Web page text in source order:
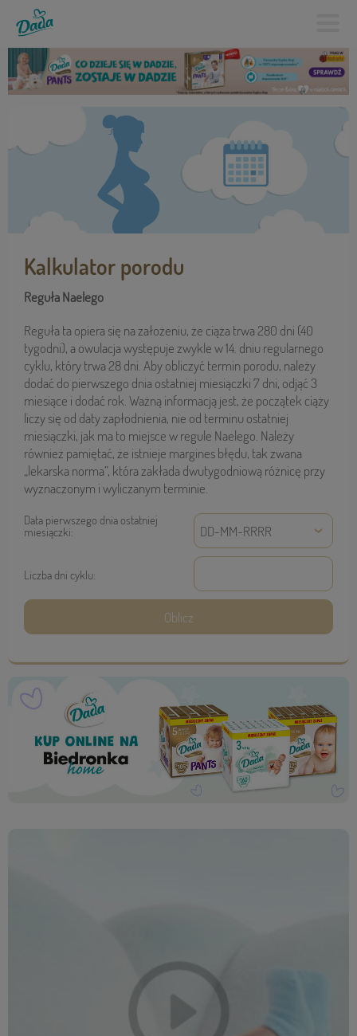
Kalkulator porodu
Reguła Naelego
Reguła ta opiera się na założeniu, że ciąża trwa 280 dni (40
tygodni), a owulacja występuje zwykle w 14. dniu regularnego
cyklu, który trwa 28 dni. Aby obliczyć termin porodu, należy
dodać do pierwszego dnia ostatniej miesiączki 7 dni, odjąć 3
miesiące i dodać rok. Ważną informacją jest, że początek ciąży
liczy się od daty zapłodnienia, nie od terminu ostatniej
miesiączki, jak ma to miejsce w regule Naelego. Należy
również pamiętać, że istnieje margines błędu, tak zwana
„lekarska norma”, która zakłada dwutygodniową różnicę przy
wyznaczonym i wyliczanym terminie.
Data pierwszego dnia ostatniej
miesiączki:
Liczba dni cyklu: